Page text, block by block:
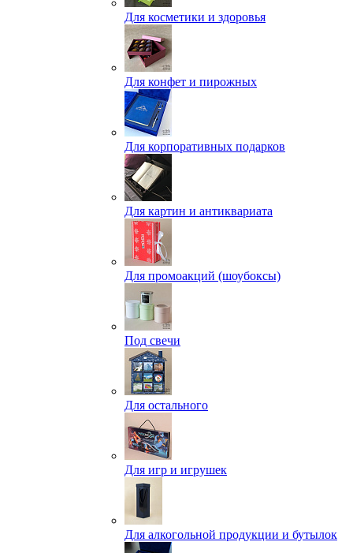
Для косметики и здоровья
Для конфет и пирожных
Для корпоративных подарков
Для картин и антиквариата
Для промоакций (шоубоксы)
Под свечи
Для остального
Для игр и игрушек
Для алкогольной продукции и бутылок